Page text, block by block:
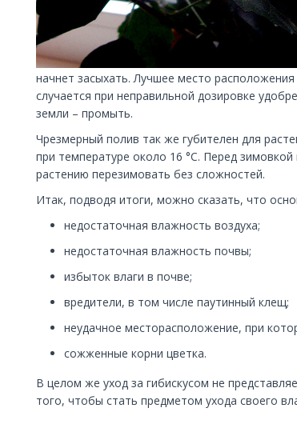
начнет засыхать. Лучшее место
случается при неправильной дозировке
земли – промыть.
Чрезмерный полив так же губителен для
при температуре около 16 °С. Перед
растению перезимовать без сложностей.
Итак, подводя итоги, можно сказать, что
недостаточная влажность воздуха;
недостаточная влажность почвы;
избыток влаги в почве;
вредители, в том числе паутинный клещ;
неудачное месторасположение, при
сожженные корни цветка.
В целом же уход за гибискусом не
того, чтобы стать предметом ухода своего